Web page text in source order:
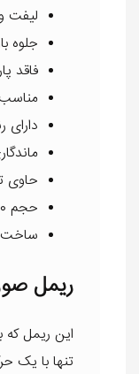
لیفت
جلوه
فاقد
دارای
حاوی
حجم ۱۰ میلی‌لیتری
ساخت
ریمل
این ریمل
تنها با یک